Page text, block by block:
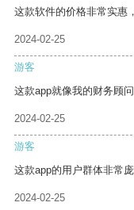
这款软件的价格非常实惠
2024-02-25
游客
这款app就像我的财务顾
2024-02-25
游客
这款app的用户群体非常
2024-02-25